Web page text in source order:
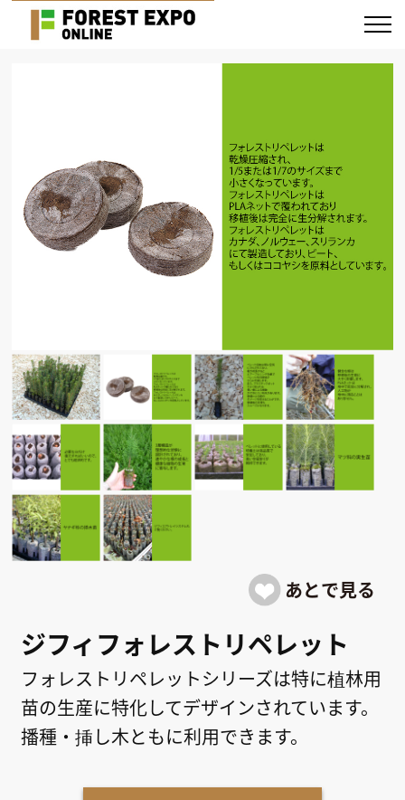
ジフィフォレストリペレット
フォレストリペレットシリーズは特に植林用
苗の生産に特化してデザインされています。
播種・挿し木ともに利用できます。